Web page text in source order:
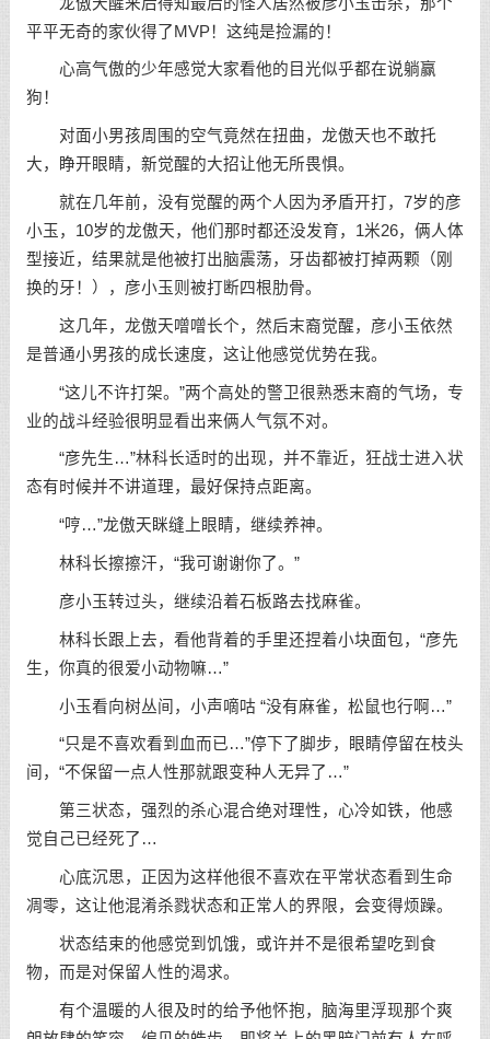
平平无奇的家伙得了MVP！这纯是捡漏的！
心高气傲的少年感觉大家看他的目光似乎都在说躺赢
狗！
对面小男孩周围的空气竟然在扭曲，龙傲天也不敢托
大，睁开眼睛，新觉醒的大招让他无所畏惧。
就在几年前，没有觉醒的两个人因为矛盾开打，7岁的彦
小玉，10岁的龙傲天，他们那时都还没发育，1米26，俩人体
型接近，结果就是他被打出脑震荡，牙齿都被打掉两颗（刚
换的牙！），彦小玉则被打断四根肋骨。
这几年，龙傲天噌噌长个，然后末裔觉醒，彦小玉依然
是普通小男孩的成长速度，这让他感觉优势在我。
“这儿不许打架。”两个高处的警卫很熟悉末裔的气场，专
业的战斗经验很明显看出来俩人气氛不对。
“彦先生…”林科长适时的出现，并不靠近，狂战士进入状
态有时候并不讲道理，最好保持点距离。
“哼…”龙傲天眯缝上眼睛，继续养神。
林科长擦擦汗，“我可谢谢你了。”
彦小玉转过头，继续沿着石板路去找麻雀。
林科长跟上去，看他背着的手里还捏着小块面包，“彦先
生，你真的很爱小动物嘛…”
小玉看向树丛间，小声嘀咕 “没有麻雀，松鼠也行啊…”
“只是不喜欢看到血而已…”停下了脚步，眼睛停留在枝头
间，“不保留一点人性那就跟变种人无异了…”
第三状态，强烈的杀心混合绝对理性，心冷如铁，他感
觉自己已经死了…
心底沉思，正因为这样他很不喜欢在平常状态看到生命
凋零，这让他混淆杀戮状态和正常人的界限，会变得烦躁。
状态结束的他感觉到饥饿，或许并不是很希望吃到食
物，而是对保留人性的渴求。
有个温暖的人很及时的给予他怀抱，脑海里浮现那个爽